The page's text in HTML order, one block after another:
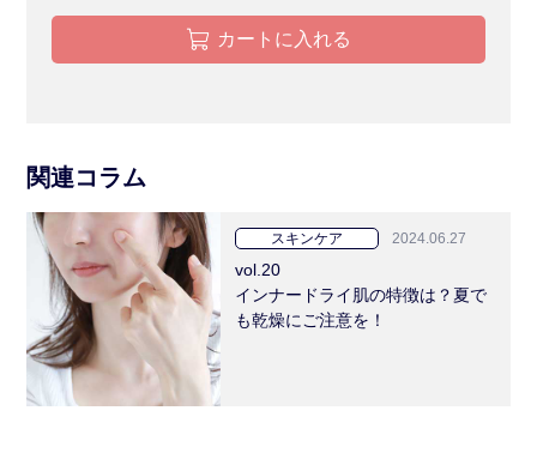
カートに入れる
関連コラム
スキンケア 2024.06.27
vol.20
インナードライ肌の特徴は？夏で
も乾燥にご注意を！